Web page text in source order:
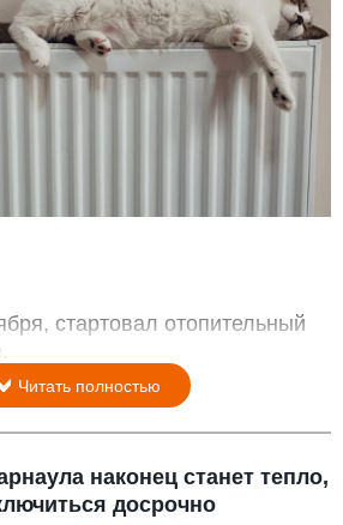
стартовал отопительный
Читать полностью
наконец станет тепло,
досрочно